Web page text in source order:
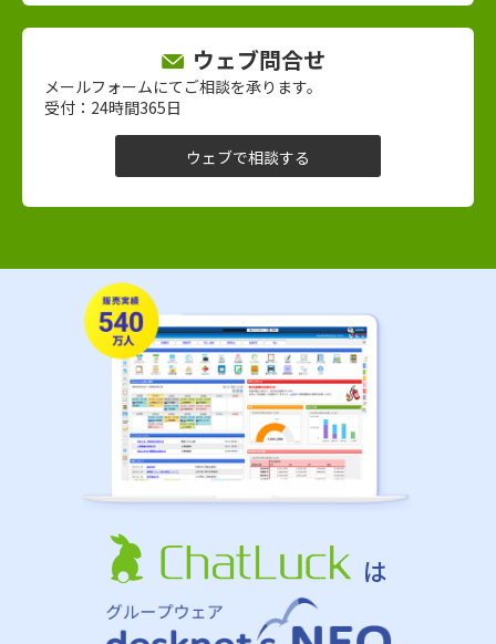
ウェブ問合せ
メールフォームにてご相談を承ります。
受付：24時間365日
ウェブで相談する
は